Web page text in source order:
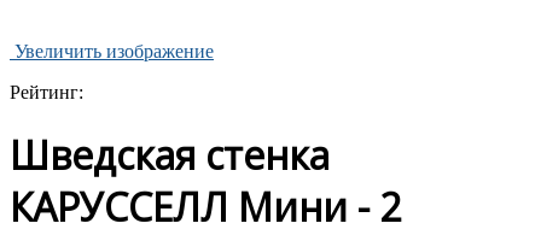
Увеличить изображение
Рейтинг:
Шведская стенка
КАРУССЕЛЛ Мини - 2